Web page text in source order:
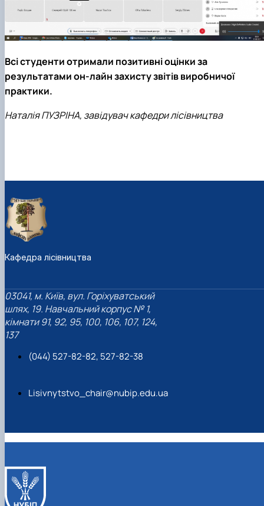
Всі студенти отримали позитивні оцінки за
результатами он-лайн захисту звітів виробничої
практики.
Наталія ПУЗРІНА, завідувач кафедри лісівництва
Кафедра лісівництва
03041, м. Київ, вул. Горіхуватський
шлях, 19. Навчальний корпус № 1,
кімнати 91, 92, 95, 100, 106, 107, 124,
137
(044) 527-82-82, 527-82-38
Lisivnytstvo_chair@nubip.edu.ua